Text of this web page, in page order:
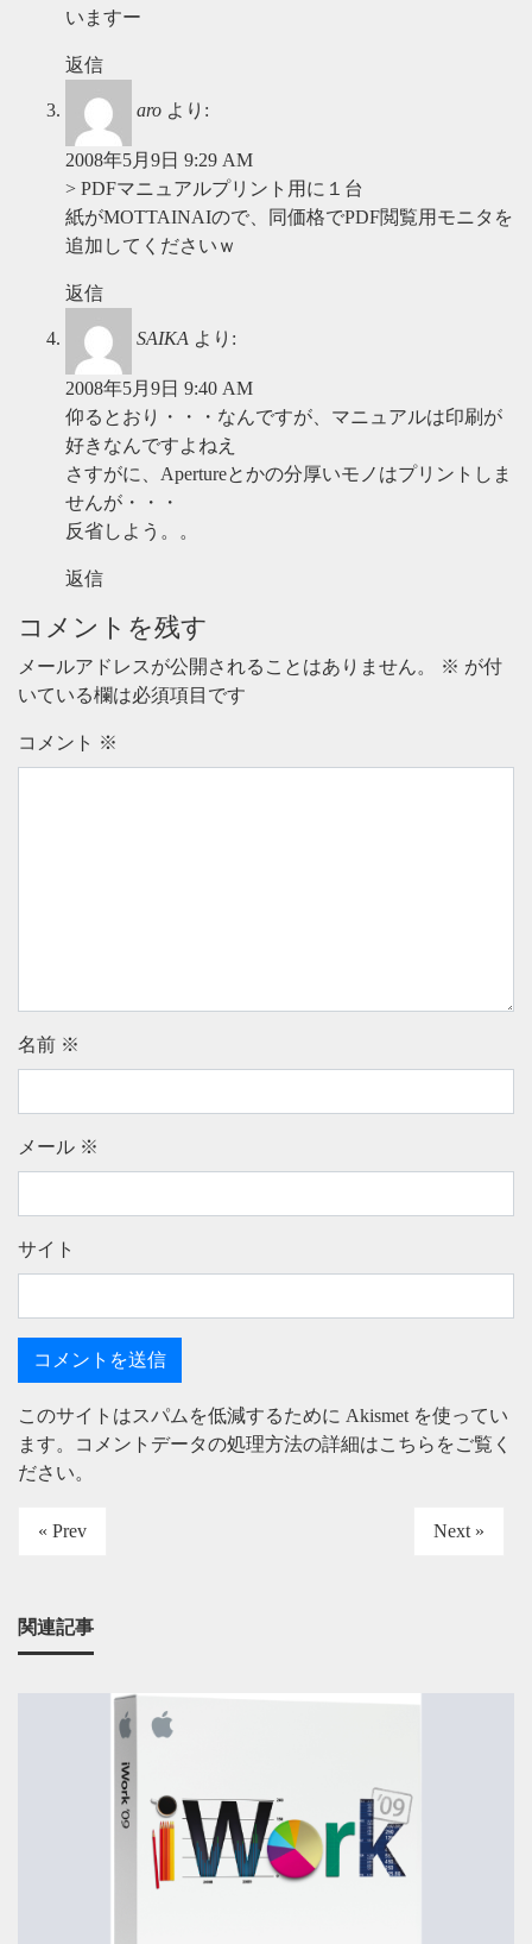
いますー
返信
aro より:
2008年5月9日 9:29 AM
> PDFマニュアルプリント用に１台
紙がMOTTAINAIので、同価格でPDF閲覧用モニタを
追加してくださいｗ
返信
SAIKA より:
2008年5月9日 9:40 AM
仰るとおり・・・なんですが、マニュアルは印刷が
好きなんですよねえ
さすがに、Apertureとかの分厚いモノはプリントしま
せんが・・・
反省しよう。。
返信
コメントを残す
メールアドレスが公開されることはありません。 ※ が付
いている欄は必須項目です
コメント ※
名前 ※
メール ※
サイト
このサイトはスパムを低減するために Akismet を使ってい
ます。
コメントデータの処理方法の詳細はこちらをご覧く
ださい。
« Prev Next »
関連記事